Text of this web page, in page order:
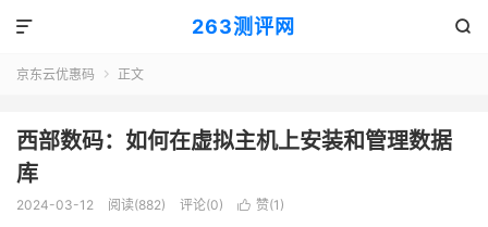
263测评网 

京东云优惠码  正文
西部数码：如何在虚拟主机上安装和管理数据
库
2024-03-12 阅读(882) 评论(0)  赞(1 )